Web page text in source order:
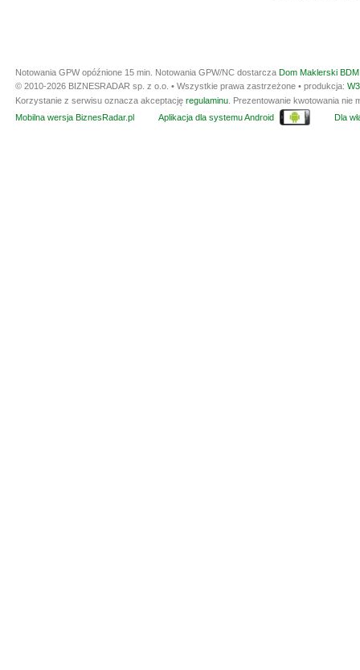
Notowania GPW opóźnione 15 min. Notowania GPW/NC dostarcza Dom Maklerski
© 2010-2026 BIZNESRADAR sp. z o.o. • Wszystkie prawa zastrzeżone • produkcja:
Korzystanie z serwisu oznacza akceptację regulaminu . Prezentowanie kwotowania
Mobilna wersja BiznesRadar.pl
Aplikacja dla systemu Android Dla